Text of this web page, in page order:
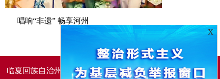
唱响“非遗” 畅享河州
临夏回族自治州人民政府办公室主办 临夏回族自治州人民政
X